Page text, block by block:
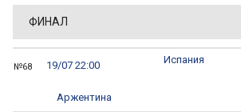
ФИНАЛ
№68 19/07 22:00 Испания
Аржентина